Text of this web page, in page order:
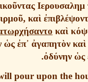
ς κατοικοῦντας
ὶ οἰκτιρμοῦ,καὶ ἐ
ὧν κατωρχήσαντο
ὸν ὡς ἐπ᾿ ἀγαπητ
ὀδύ
.
I will pour upon